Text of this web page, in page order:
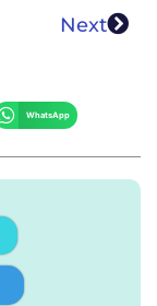
Next
WhatsApp